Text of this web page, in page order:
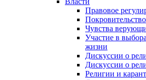
Правовое
Чувства
Участие в
жизни
Дискуссии о
Дискуссии о
Религии и